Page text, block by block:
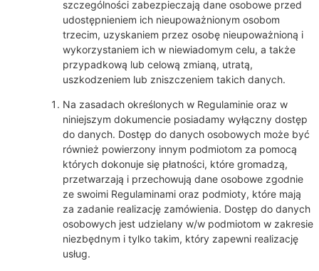
szczególności zabezpieczają dane osobowe przed
udostępnieniem ich nieupoważnionym osobom
trzecim, uzyskaniem przez osobę nieupoważnioną i
wykorzystaniem ich w niewiadomym celu, a także
przypadkową lub celową zmianą, utratą,
uszkodzeniem lub zniszczeniem takich danych.
Na zasadach określonych w Regulaminie oraz w
niniejszym dokumencie posiadamy wyłączny dostęp
do danych. Dostęp do danych osobowych może być
również powierzony innym podmiotom za pomocą
których dokonuje się płatności, które gromadzą,
przetwarzają i przechowują dane osobowe zgodnie
ze swoimi Regulaminami oraz podmioty, które mają
za zadanie realizację zamówienia. Dostęp do danych
osobowych jest udzielany w/w podmiotom w zakresie
niezbędnym i tylko takim, który zapewni realizację
usług.